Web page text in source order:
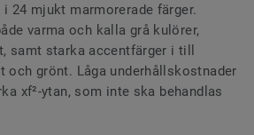
24 mjukt marmorerade färger.
varma och kalla grå kulörer,
samt starka accentfärger i till
och grönt. Låga underhållskostnader
xf²-ytan, som inte ska behandlas